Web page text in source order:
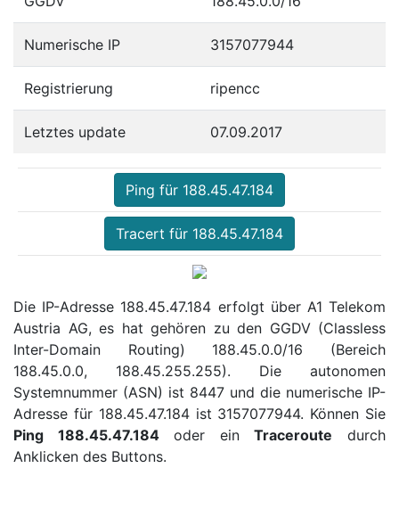
Numerische IP 3157077944
Registrierung ripencc
Letztes update 07.09.2017
Ping für 188.45.47.184
Tracert für 188.45.47.184
Die IP-Adresse 188.45.47.184 erfolgt über A1 Telekom
Austria AG, es hat gehören zu den GGDV (Classless
Inter-Domain Routing) 188.45.0.0/16 (Bereich
188.45.0.0, 188.45.255.255). Die autonomen
Systemnummer (ASN) ist 8447 und die numerische IP-
Adresse für 188.45.47.184 ist 3157077944. Können Sie
Ping 188.45.47.184oder einTraceroute durch
Anklicken des Buttons.